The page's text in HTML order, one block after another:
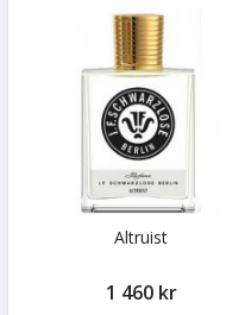
Altruist
1 460 kr